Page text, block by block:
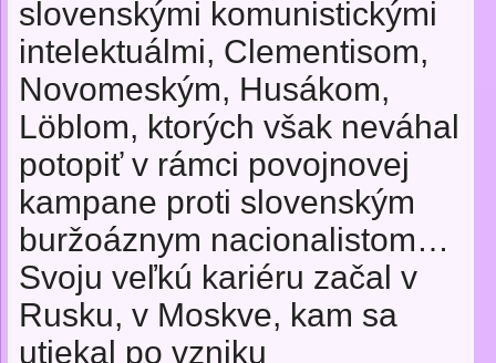
slovenskými komunistickými
intelektuálmi, Clementisom,
Novomeským, Husákom,
Löblom, ktorých však neváhal
potopiť v rámci povojnovej
kampane proti slovenským
buržoáznym nacionalistom…
Svoju veľkú kariéru začal v
Rusku, v Moskve, kam sa
utiekal po vzniku